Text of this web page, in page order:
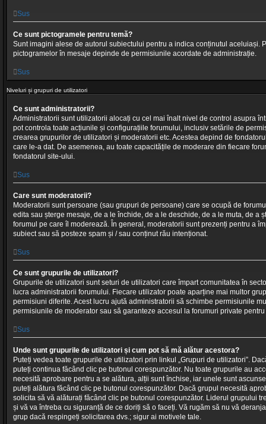
Sus
Ce sunt pictogramele pentru temă?
Sunt imagini alese de autorul subiectului pentru a indica conținutul aceluiași.
pictogramelor în mesaje depinde de permisiunile acordate de administrație.
Sus
Niveluri și grupuri de utilizatori
Ce sunt administratorii?
Administratorii sunt utilizatorii alocați cu cel mai înalt nivel de control asupra
pot controla toate acțiunile și configurațiile forumului, inclusiv setările de
crearea grupurilor de utilizatori și moderatorii etc. Acestea depind de
care le-a dat. De asemenea, au toate capacitățile de moderare din fiecare
fondatorul site-ului.
Sus
Care sunt moderatorii?
Moderatorii sunt persoane (sau grupuri de persoane) care se ocupă de
edita sau șterge mesaje, de a le închide, de a le deschide, de a le muta, de a
forumul pe care îl moderează. În general, moderatorii sunt prezenți pentru a
subiect sau să posteze spam și / sau conținut rău intenționat.
Sus
Ce sunt grupurile de utilizatori?
Grupurile de utilizatori sunt seturi de utilizatori care împart comunitatea în
lucra administratorii forumului. Fiecare utilizator poate aparține mai multor
permisiuni diferite. Acest lucru ajută administratorii să schimbe permisiunile
permisiunile de moderator sau să garanteze accesul la forumuri private
Sus
Unde sunt grupurile de utilizatori și cum pot să mă alătur acestora?
Puteți vedea toate grupurile de utilizatori prin linkul „Grupuri de utilizatori”.
puteți continua făcând clic pe butonul corespunzător. Nu toate grupurile au
necesită aprobare pentru a se alătura, alții sunt închise, iar unele sunt
puteți alătura făcând clic pe butonul corespunzător. Dacă grupul necesită
solicita să vă alăturați făcând clic pe butonul corespunzător. Liderul grupului
și vă va întreba cu siguranță de ce doriți să o faceți. Vă rugăm să nu vă
grup dacă respingeți solicitarea dvs.; sigur ai motivele tale.